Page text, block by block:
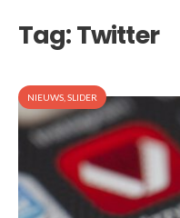
Tag:Twitter
NIEUWS SLIDER